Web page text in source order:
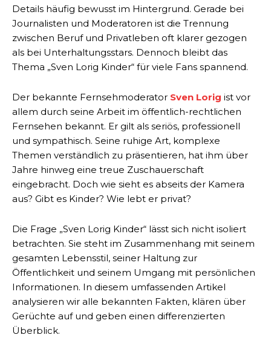
Details häufig bewusst im Hintergrund. Gerade bei
Journalisten und Moderatoren ist die Trennung
zwischen Beruf und Privatleben oft klarer gezogen
als bei Unterhaltungsstars. Dennoch bleibt das
Thema „Sven Lorig Kinder“ für viele Fans spannend.
Der bekannte Fernsehmoderator Sven Lorig ist vor
allem durch seine Arbeit im öffentlich-rechtlichen
Fernsehen bekannt. Er gilt als seriös, professionell
und sympathisch. Seine ruhige Art, komplexe
Themen verständlich zu präsentieren, hat ihm über
Jahre hinweg eine treue Zuschauerschaft
eingebracht. Doch wie sieht es abseits der Kamera
aus? Gibt es Kinder? Wie lebt er privat?
Die Frage „Sven Lorig Kinder“ lässt sich nicht isoliert
betrachten. Sie steht im Zusammenhang mit seinem
gesamten Lebensstil, seiner Haltung zur
Öffentlichkeit und seinem Umgang mit persönlichen
Informationen. In diesem umfassenden Artikel
analysieren wir alle bekannten Fakten, klären über
Gerüchte auf und geben einen differenzierten
Überblick.